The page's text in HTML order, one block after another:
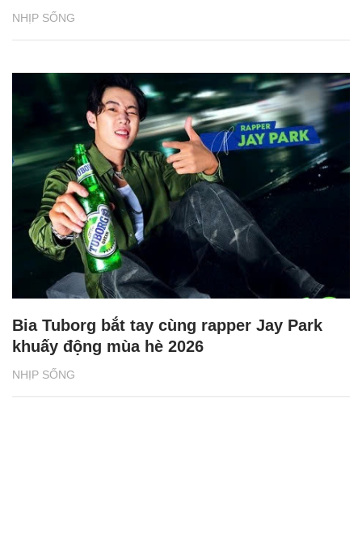
NHỊP SỐNG
NHỊP SỐNG
Bia Tuborg bắt tay cùng rapper Jay Park
khuấy động mùa hè 2026